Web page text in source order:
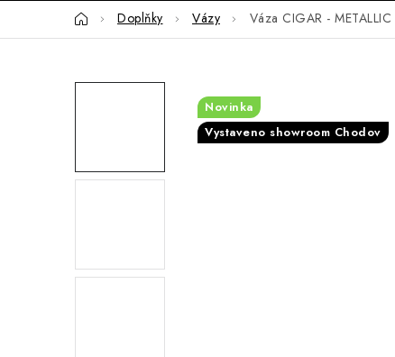
DomůDoplňky Vázy Váza CIGAR -
Novinka
Vystaveno showroom Chodov